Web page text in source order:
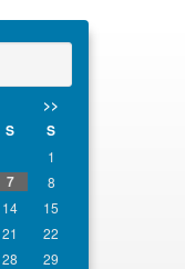
>>
S S
1
7
8
14
15
21
22
28
29